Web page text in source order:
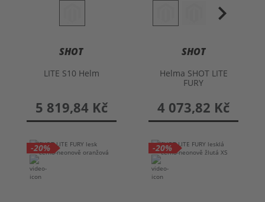
SHOT
LITE S10 Helm
5 819,84 Kč
SHOT
Helma SHOT LITE
FURY
4 073,82 Kč
-20% -20%